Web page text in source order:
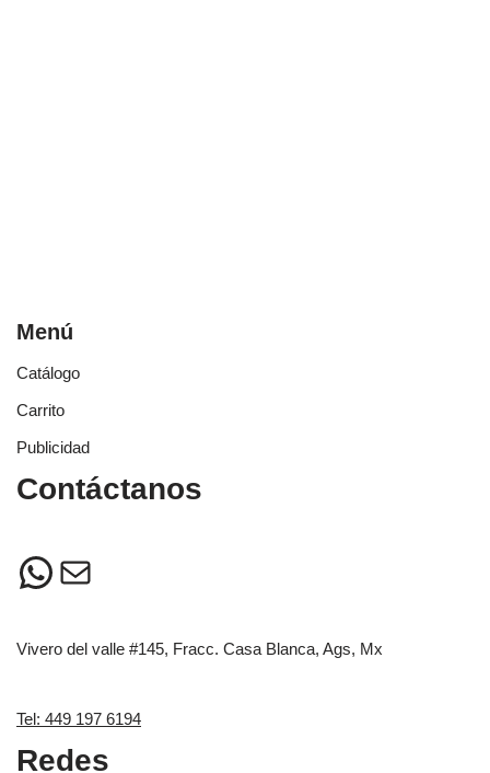
Menú
Catálogo
Carrito
Publicidad
Contáctanos
Vivero del valle #145, Fracc. Casa Blanca, Ags, Mx
Tel: 449 197 6194
Redes